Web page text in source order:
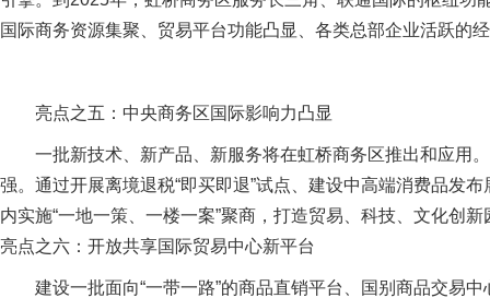
国际商务资源集聚、贸易平台功能凸显、各类总部企业活跃的
亮点之五：中央商务区国际影响力凸显
一批新技术、新产品、新服务将在虹桥商务区推出和应用
强。通过开展离境退税“即买即退”试点、建设中高端消费品发
内实施“一地一策、一楼一案”聚商，打造贸易、科技、文化创
亮点之六：开放共享国际贸易中心新平台
建设一批面向“一带一路”的商品直销平台、国别商品交易